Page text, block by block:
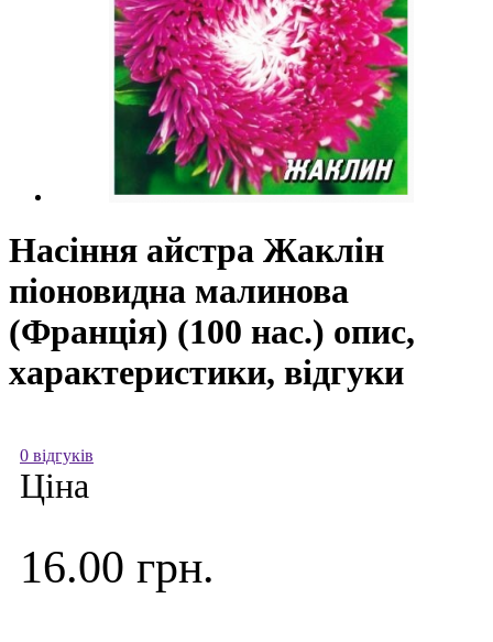
Насіння айстра Жаклін
піоновидна малинова
(Франція) (100 нас.) опис,
характеристики, відгуки
0 відгуків
Ціна
16.00 грн.